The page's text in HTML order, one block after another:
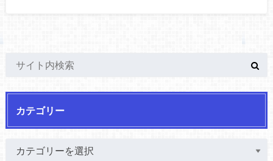
カテゴリー